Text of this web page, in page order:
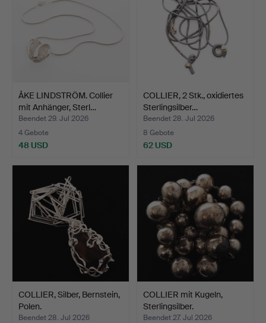
ÅKE LINDSTRÖM. Collier
mit Anhänger, Sterl…
Beendet 29. Jul 2026
4 Gebote
48 USD
COLLIER, 2 Stk., oxidiertes
Sterlingsilber…
Beendet 28. Jul 2026
8 Gebote
62 USD
COLLIER, Silber, Bernstein,
Polen.
Beendet 28. Jul 2026
COLLIER mit Kugeln,
Sterlingsilber.
Beendet 27. Jul 2026